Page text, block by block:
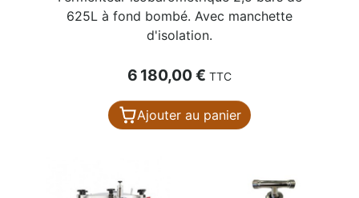
625L à fond bombé. Avec manchette
d'isolation.
Prix
6 180,00 € TTC
Ajouter au panier